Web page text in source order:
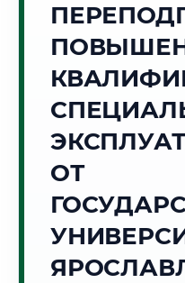
Г.
Точное
Погода в г. Ярославль:
🌅 Восход:
📍 Региональная справка
Субъект:
ОТ